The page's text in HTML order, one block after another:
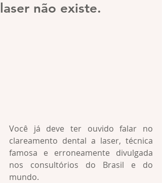
laser não existe.
Você já deve ter ouvido falar no
clareamento dental a laser, técnica
famosa e erroneamente divulgada
nos consultórios do Brasil e do
mundo.